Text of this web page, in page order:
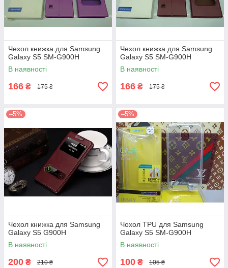
Чехол книжка для Samsung
Galaxy S5 SM-G900H
В наявності
166 ₴ 175 ₴
Чехол книжка для Samsung
Galaxy S5 SM-G900H
В наявності
166 ₴ 175 ₴
–5%
Чехол книжка для Samsung
Galaxy S5 G900H
В наявності
200 ₴ 210 ₴
–5%
Чохол TPU для Samsung
Galaxy S5 SM-G900H
В наявності
100 ₴ 105 ₴